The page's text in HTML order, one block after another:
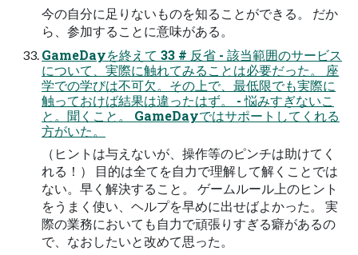
今の⾃分に⾜りないものを知ることができる。 だか
ら、参加することに意味がある。
GameDayを終えて 33 # 反省 - 該当範囲のサービス
について、実際に触れてみることは必要だった。 座
学での学びは不可⽋。その上で、最低限でも実際に
触っておけば結果は違ったはず。 - 悩みすぎないこ
と。聞くこと。 GameDayではサポートしてくれる
⽅がいた。
（ヒントは与えないが、操作等のピンチは助けてく
れる！） ⽬的は全てを⾃⼒で理解して解くことでは
ない。早く解決すること。 ゲームルール上のヒント
をうまく使い、ヘルプを早めに出せばよかった。 実
際の業務においても⾃⼒で頑張りすぎる癖があるの
で、なおしたいと改めて思った。